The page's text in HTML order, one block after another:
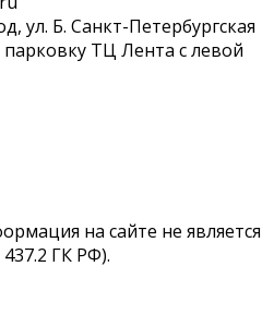
ул. Б. Санкт-Петербургская
парковку ТЦ Лента с левой
на сайте не является
ГК РФ).